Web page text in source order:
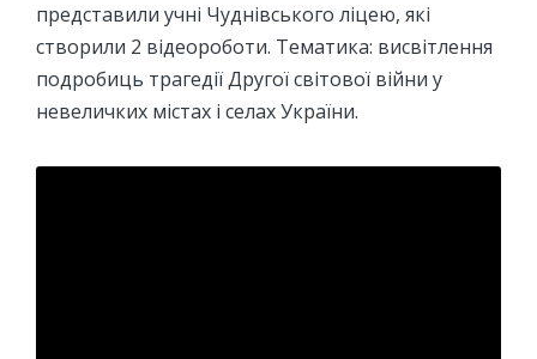
представили учні Чуднівського ліцею, які
створили 2 відеороботи. Тематика: висвітлення
подробиць трагедії Другої світової війни у
невеличких містах і селах України.